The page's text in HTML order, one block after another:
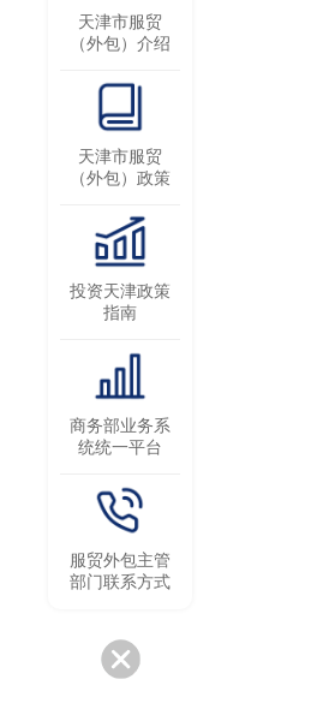
天津市服贸
（外包）介绍
天津市服贸
（外包）政策
投资天津政策
指南
商务部业务系
统统一平台
服贸外包主管
部门联系方式